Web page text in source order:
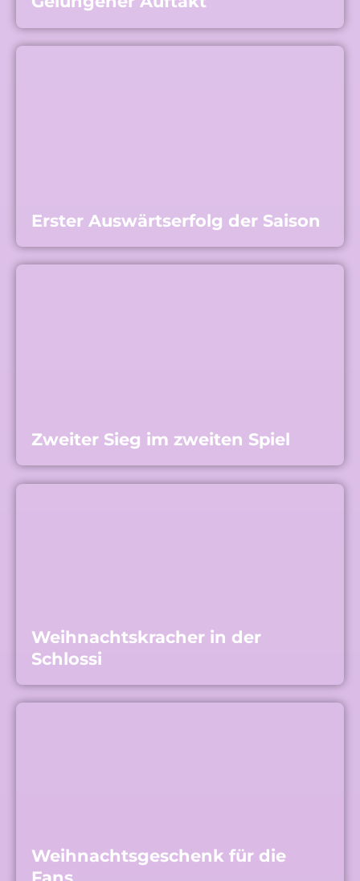
Erster Auswärtserfolg der Saison
Zweiter Sieg im zweiten Spiel
Weihnachtskracher in der
Schlossi
Weihnachtsgeschenk für die